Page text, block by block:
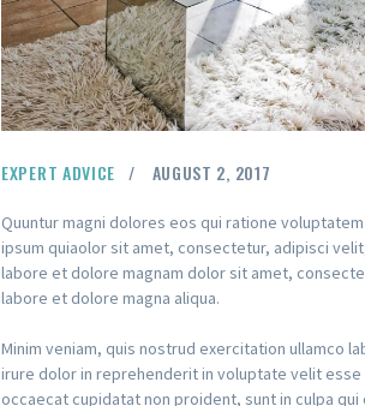
EXPERT ADVICE AUGUST 2, 2017
Quuntur magni dolores eos qui ratione
ipsum quiaolor sit amet, consectetur, adipisci
labore et dolore magnam dolor sit amet,
labore et dolore magna aliqua.
Minim veniam, quis nostrud exercitation ullamco
irure dolor in reprehenderit in voluptate velit
occaecat cupidatat non proident, sunt in culpa